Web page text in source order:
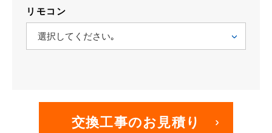
リモコン
交換工事のお見積り